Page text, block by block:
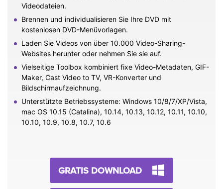
Videodateien.
Brennen und individualisieren Sie Ihre DVD mit
kostenlosen DVD-Menüvorlagen.
Laden Sie Videos von über 10.000 Video-Sharing-
Websites herunter oder nehmen Sie sie auf.
Vielseitige Toolbox kombiniert fixe Video-Metadaten, GIF-
Maker, Cast Video to TV, VR-Konverter und
Bildschirmaufzeichnung.
Unterstützte Betriebssysteme: Windows 10/8/7/XP/Vista,
mac OS 10.15 (Catalina), 10.14, 10.13, 10.12, 10.11, 10.10,
10.10, 10.9, 10.8, 10.7, 10.6
GRATIS DOWNLOAD